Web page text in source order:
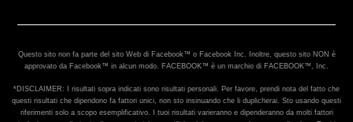
Questo sito non fa parte del sito Web di Facebook™ o Facebook Inc. Inoltre, questo sito NON è
approvato da Facebook™ in alcun modo. FACEBOOK™ è un marchio di FACEBOOK™, Inc.
*DISCLAIMER: I risultati sopra indicati sono risultati personali. Per favore, prendi nota del fatto che
questi risultati che dipendono fa fattori unici, non sto insinuando che li duplicherai. Sto usando questi
riferimenti solo a scopo esemplificativo. I tuoi risultati varieranno e dipenderanno da molti fattori